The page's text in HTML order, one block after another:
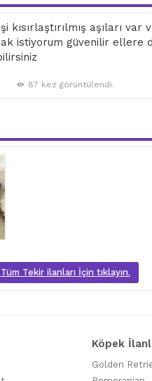
aşıları
istiyorum güvenilir ellere
87 kez görüntülendi.
Tüm Tekir ilanları İçin tıklayın.
Köpek
Golden